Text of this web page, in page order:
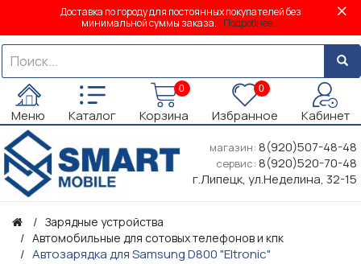
Доставка по городу для постоянных покупателей без
минимальной суммы заказа. Подробнее...
Меню Каталог
0
Корзина
0
Избранное Кабинет
магазин: 8(920)507-48-48
сервис: 8(920)520-70-48
г.Липецк, ул.Неделина, 32-15
Зарядные устройства
Автомобильные для сотовых телефонов и кпк
Автозарядка для Samsung D800 "Eltronic"